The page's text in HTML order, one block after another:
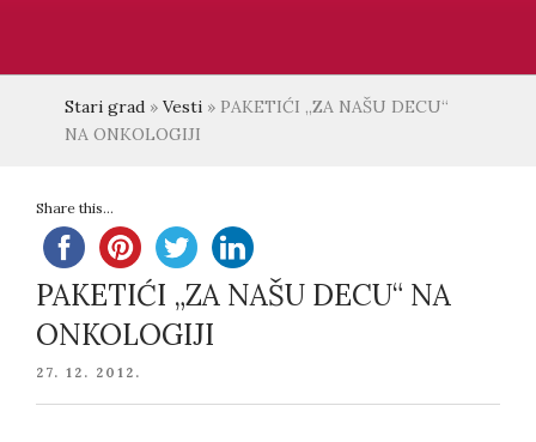
Stari grad » Vesti » PAKETIĆI „ZA NAŠU DECU“
NA ONKOLOGIJI
Share this...
PAKETIĆI „ZA NAŠU DECU“ NA
ONKOLOGIJI
POSTED
27. 12. 2012.